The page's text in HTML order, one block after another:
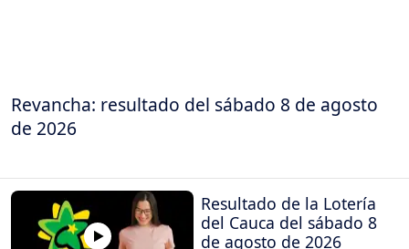
Revancha: resultado del sábado 8 de agosto
de 2026
Resultado de la Lotería
del Cauca del sábado 8
de agosto de 2026